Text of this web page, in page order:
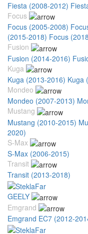
Fiesta (2008-2012)
Focus
Focus (2005-2008)
(2015-2018) Focus
Fusion
Fusion (2014-2016)
Kuga
Kuga (2013-2016) Kuga
Mondeo
Mondeo (2007-2013)
Mustang
Mustang (2010-2015)
2020)
S-Max
S-Max (2006-2015)
Transit
Transit (2013-2018)
GEELY
Emgrand
Emgrand EC7 (2012-